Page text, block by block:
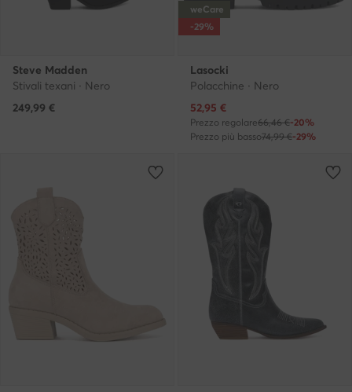
Steve Madden
Stivali texani · Nero
249,99 €
weCare
-29%
Lasocki
Polacchine · Nero
Prezzo attuale
52,95 €
Prezzo regolare66,46 €-20%
Prezzo più basso74,99 €-29%